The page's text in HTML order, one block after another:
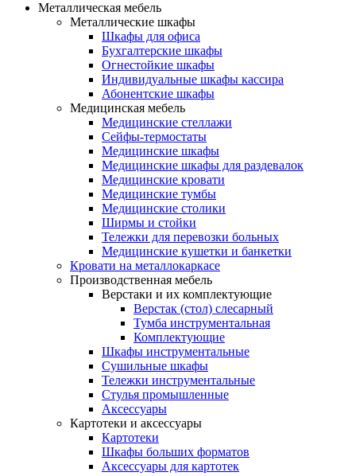
Металлическая мебель
Металлические шкафы
Шкафы для офиса
Бухгалтерские шкафы
Огнестойкие шкафы
Индивидуальные шкафы кассира
Абонентские шкафы
Медицинская мебель
Медицинские стеллажи
Сейфы-термостаты
Медицинские шкафы
Медицинские шкафы для раздевалок
Медицинские кровати
Медицинские тумбы
Медицинские столики
Ширмы и стойки
Тележки для перевозки больных
Медицинские кушетки и банкетки
Кровати на металлокаркасе
Производственная мебель
Верстаки и их комплектующие
Верстак (стол) слесарный
Тумба инструментальная
Комплектующие
Шкафы инструментальные
Сушильные шкафы
Тележки инструментальные
Стулья промышленные
Аксессуары
Картотеки и аксессуары
Картотеки
Шкафы больших форматов
Аксессуары для картотек